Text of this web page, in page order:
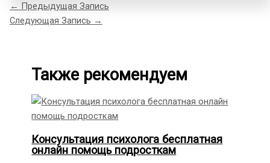
← Предыдущая Запись
Следующая Запись →
Также рекомендуем
Консультация психолога бесплатная
онлайн помощь подросткам